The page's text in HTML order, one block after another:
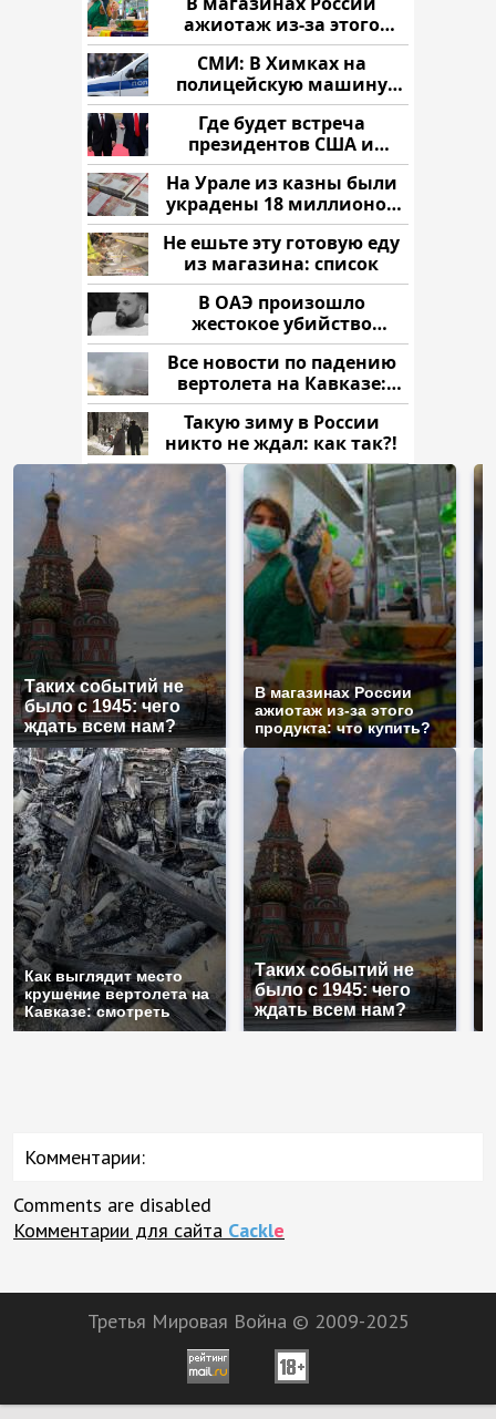
ажиотаж из-за этого
продукта: что купить?
СМИ: В Химках на
полицейскую машину
напали и подожгли.
Где будет встреча
президентов США и
России: Европа?
На Урале из казны были
украдены 18 миллионов
рублей
Не ешьте эту готовую еду
из магазина: список
В ОАЭ произошло
жестокое убийство
криптомиллионера
Все новости по падению
вертолета на Кавказе:
читать здесь
Такую зиму в России
никто не ждал: как так?!
Таких событий не
было с 1945: чего
ждать всем нам?
В магазинах России
ажиотаж из-за этого
продукта: что купить?
Как выглядит место
крушение вертолета на
Кавказе: смотреть
Таких событий не
было с 1945: чего
ждать всем нам?
Комментарии:
Comments are disabled
Комментарии для сайта Cackle
Третья Мировая Война © 2009-2025